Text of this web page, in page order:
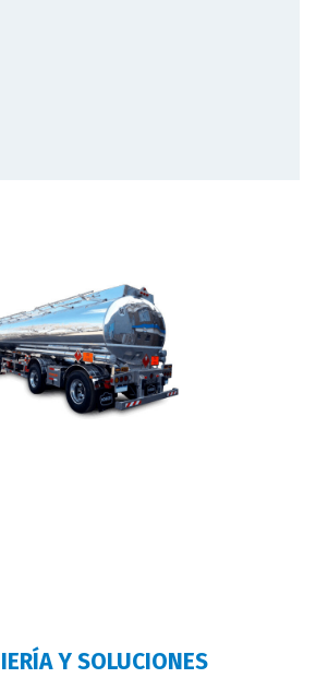
Y SOLUCIONES